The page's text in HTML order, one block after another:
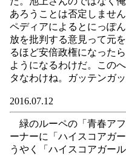
あろうことは否定しませ
ペディアによるとにっぽ
放を批判する意見って元
るほど安倍政権になった
ようになるわけだ。この
タなわけね。ガッテンガ
2016.07.12
緑のルーペの「青春ア
ーナーに「ハイスコアガ
うやく「ハイスコアガー